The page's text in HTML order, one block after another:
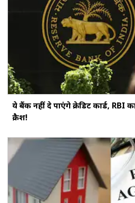
ये बैंक नहीं दे पाएंगे क्रेडिट कार्ड, RBI
क्रैश!